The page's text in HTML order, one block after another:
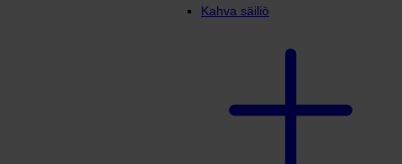
Kahva säiliö